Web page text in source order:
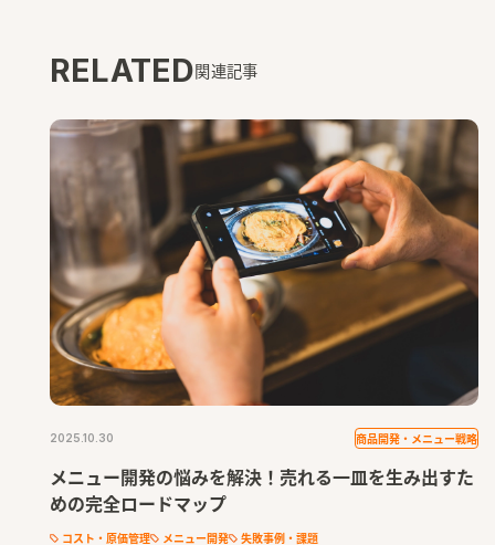
RELATED関連記事
2025.10.30 商品開発・メニュー戦略
メニュー開発の悩みを解決！売れる一皿を生み出すた
めの完全ロードマップ
コスト・原価管理 メニュー開発 失敗事例・課題